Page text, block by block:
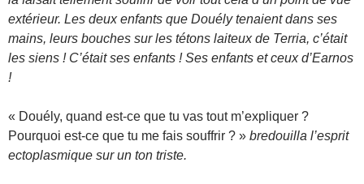
extérieur. Les deux enfants que Douély tenaient dans ses
mains, leurs bouches sur les tétons laiteux de Terria, c’était
les siens ! C’était ses enfants ! Ses enfants et ceux d’Earnos
!
« Douély, quand est-ce que tu vas tout m’expliquer ?
Pourquoi est-ce que tu me fais souffrir ? » bredouilla l’esprit
ectoplasmique sur un ton triste.